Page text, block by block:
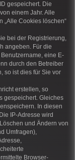
gespeichert. Die
einem Jahr. Alle
„Alle Cookies löschen“
bei der Registrierung,
angeben. Für die
eine E-
durch den Betreiber
so ist dies für Sie vor
erstellen, so
gespeichert. Gleiches
In diesen
IP-Adresse wird
und Ändern von
Umfragen),
Browser-